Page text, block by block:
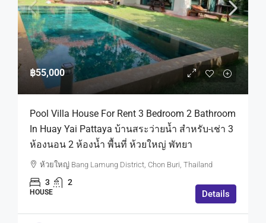
฿55,000
Pool Villa House For Rent 3 Bedroom 2 Bathroom
In Huay Yai Pattaya บ้านสระว่ายน้ำ สำหรับ-เช่า 3
ห้องนอน 2 ห้องน้ำ พื้นที่ ห้วยใหญ่ พัทยา
ห้วยใหญ่ Bang Lamung District, Chon Buri, Thailand
3 2
HOUSE Details